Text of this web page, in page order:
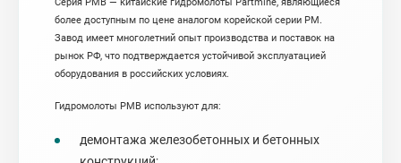
более доступным по цене аналогом корейской серии PM.
Завод имеет многолетний опыт производства и поставок на
рынок РФ, что подтверждается устойчивой эксплуатацией
оборудования в российских условиях.
Гидромолоты PMB используют для:
демонтажа железобетонных и бетонных